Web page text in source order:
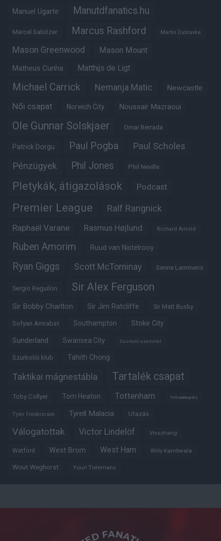
Manuel Ugarte Manutdfanatics.hu
Marcel Sabitzer Marcus Rashford Martin Dubravka
Mason Greenwood Mason Mount
Matheus Cunha Matthijs de Ligt
Michael Carrick Nemanja Matic Newcastle
Női csapat Norwich City Noussair Mazraoui
Ole Gunnar Solskjaer Omar Berrada
Patrick Dorgu Paul Pogba Paul Scholes
Pénzügyek Phil Jones Phil Neville
Pletykák, átigazolások Podcast
Premier League Ralf Rangnick
Raphaël Varane Rasmus Højlund Richard Arnold
Ruben Amorim Ruud van Nistelrooy
Ryan Giggs Scott McTominay Senne Lammens
Sergio Reguilon Sir Alex Ferguson
Sir Bobby Charlton Sir Jim Ratcliffe Sir Matt Busby
Sofyan Amrabat Southampton Stoke City
Sunderland Swansea City Szurkoló szemmel
Szurkolói klub Tahith Chong
Taktikai mágnestábla Tartalék csapat
Toby Collyer Tom Heaton Tottenham Trófeabibliográfia
Tyler Fredericson Tyrell Malacia Utazás
Válogatottak Victor Lindelöf Visszhang
Watford West Brom West Ham Willy Kambwala
Wout Weghorst Youri Tielemans